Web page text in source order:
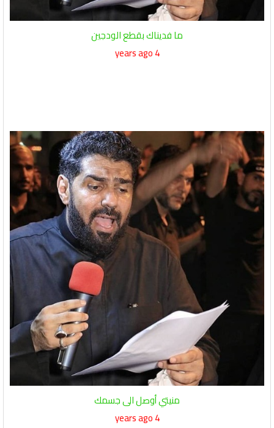
ما فديناك بقطع الودجين
4 years ago
منيتي أوصل الى جسمك
4 years ago